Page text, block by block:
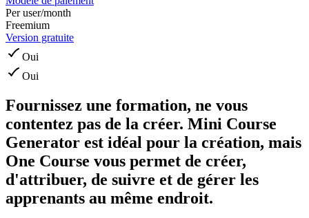
Per user/month
Freemium
Version gratuite
Oui
Oui
Fournissez une formation, ne vous
contentez pas de la créer. Mini Course
Generator est idéal pour la création, mais
One Course vous permet de créer,
d'attribuer, de suivre et de gérer les
apprenants au même endroit.